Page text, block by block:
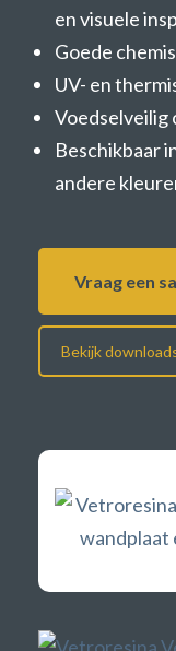
en visuele
Goede
UV- en
Voedselveilig
Beschikbaar
andere
Vraag een
Bekijk